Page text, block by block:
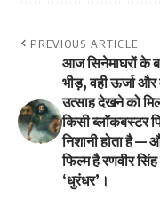
PREVIOUS ARTICLE
आज सिनेमाघरों के
भीड़, वही ऊर्जा और
उत्साह देखने को
किसी ब्लॉकबस्टर
निशानी होता है —
फिल्म है रणवीर सिंह
‘धुरंधर’।